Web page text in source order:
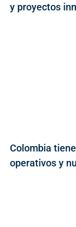
y proyectos
Colombia
operativos y